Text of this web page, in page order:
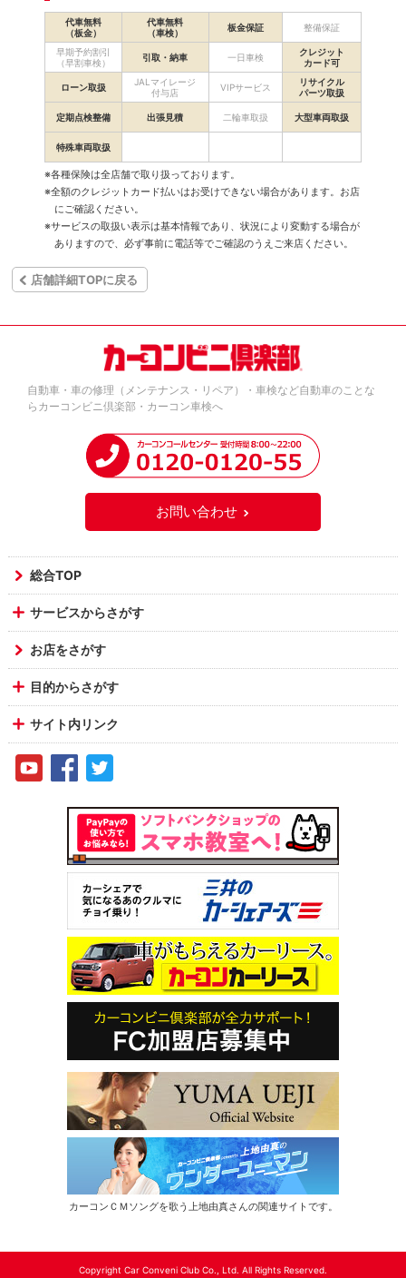
代車無料
（板金）
代車無料
（車検）
板金保証 整備保証
早期予約割引
（早割車検）
引取・納車 一日車検
クレジット
カード可
ローン取扱
JALマイレージ
付与店
VIPサービス
リサイクル
パーツ取扱
定期点検整備 出張見積 二輪車取扱 大型車両取扱
特殊車両取扱
※各種保険は全店舗で取り扱っております。
※全額のクレジットカード払いはお受けできない場合があります。お店
にご確認ください。
※サービスの取扱い表示は基本情報であり、状況により変動する場合が
ありますので、必ず事前に電話等でご確認のうえご来店ください。
店舗詳細TOPに戻る
自動車・車の修理（メンテナンス・リペア）・車検など自動車のことな
らカーコンビニ倶楽部・カーコン車検へ
お問い合わせ
総合TOP
サービスからさがす
お店をさがす
目的からさがす
サイト内リンク
カーコンＣＭソングを歌う上地由真さんの関連サイトです。
Copyright Car Conveni Club Co., Ltd. All Rights Reserved.